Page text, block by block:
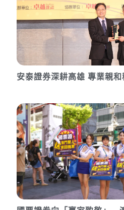
安泰證券深耕高雄 專業親和